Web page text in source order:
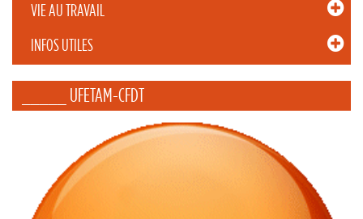
VIE AU TRAVAIL
INFOS UTILES
_____ UFETAM-CFDT